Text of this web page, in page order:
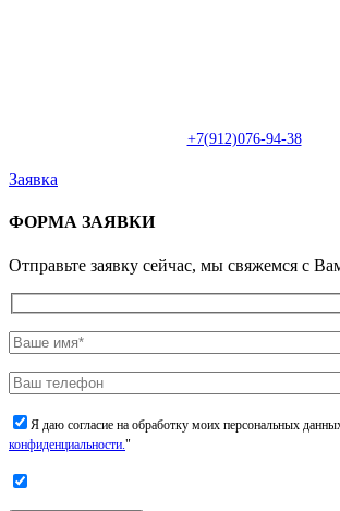
+7(912)076-94-38
Заявка
ФОРМА ЗАЯВКИ
Отправьте заявку сейчас, мы свяжемся с
Я даю согласие на обработку моих персональных
конфиденциальности."